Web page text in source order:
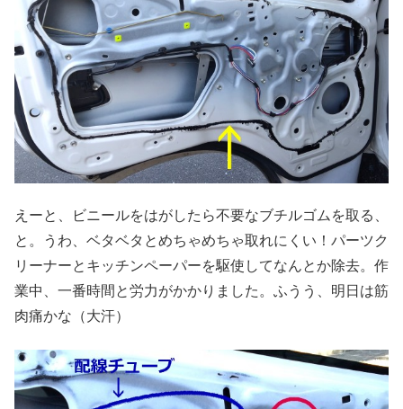
えーと、ビニールをはがしたら不要なブチルゴムを取る、
と。うわ、ベタベタとめちゃめちゃ取れにくい！パーツク
リーナーとキッチンペーパーを駆使してなんとか除去。作
業中、一番時間と労力がかかりました。ふうう、明日は筋
肉痛かな（大汗）